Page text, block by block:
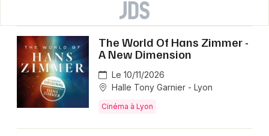
The World Of Hans Zimmer -
A New Dimension
Le 10/11/2026
Halle Tony Garnier - Lyon
Cinéma à Lyon